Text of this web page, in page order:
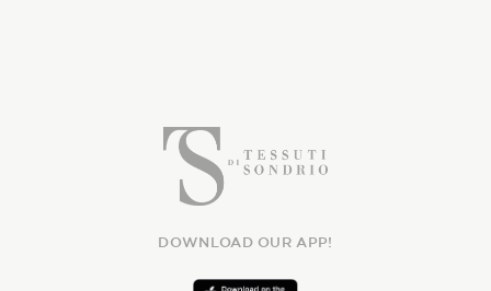
DOWNLOAD OUR APP!